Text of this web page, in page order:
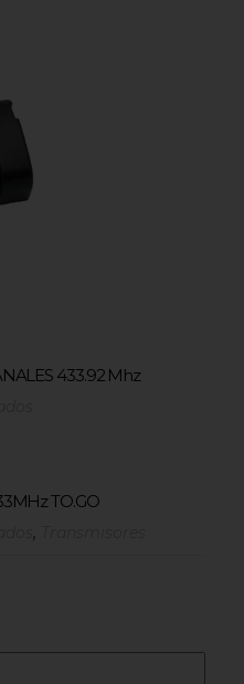
433.92 Mhz
TO.GO
,